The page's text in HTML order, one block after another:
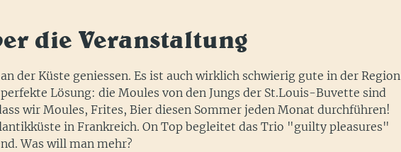
die Veranstaltung
der Küste geniessen. Es ist auch wirklich schwierig gute in der Region
Lösung: die Moules von den Jungs der St.Louis-Buvette sind
wir Moules, Frites, Bier diesen Sommer jeden Monat durchführen!
in Frankreich. On Top begleitet das Trio "guilty pleasures"
Was will man mehr?